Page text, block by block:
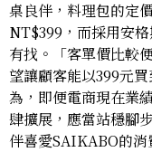
桌良伴，料理包的定
NT$399，而採用安
有找。「客單價比較
望讓顧客能以399元
為，即便電商現在業
肆擴展，應當站穩腳
伴喜愛SAIKABO的消